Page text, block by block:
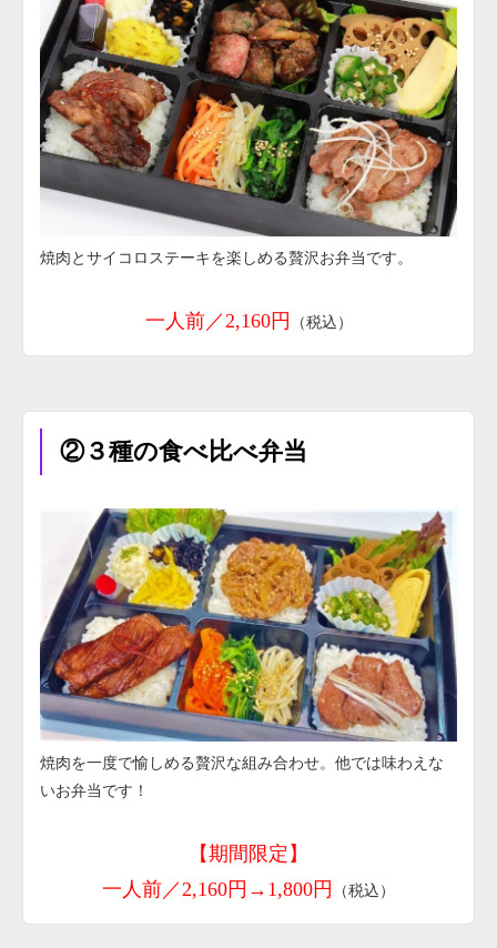
焼肉とサイコロステーキを楽しめる贅沢お弁当です。
一人前／2,160円 （税込）
②３種の食べ比べ弁当
焼肉を一度で愉しめる贅沢な組み合わせ。他では味わえな
いお弁当です！
【期間限定】
一人前／2,160円→1,800円
（税込）